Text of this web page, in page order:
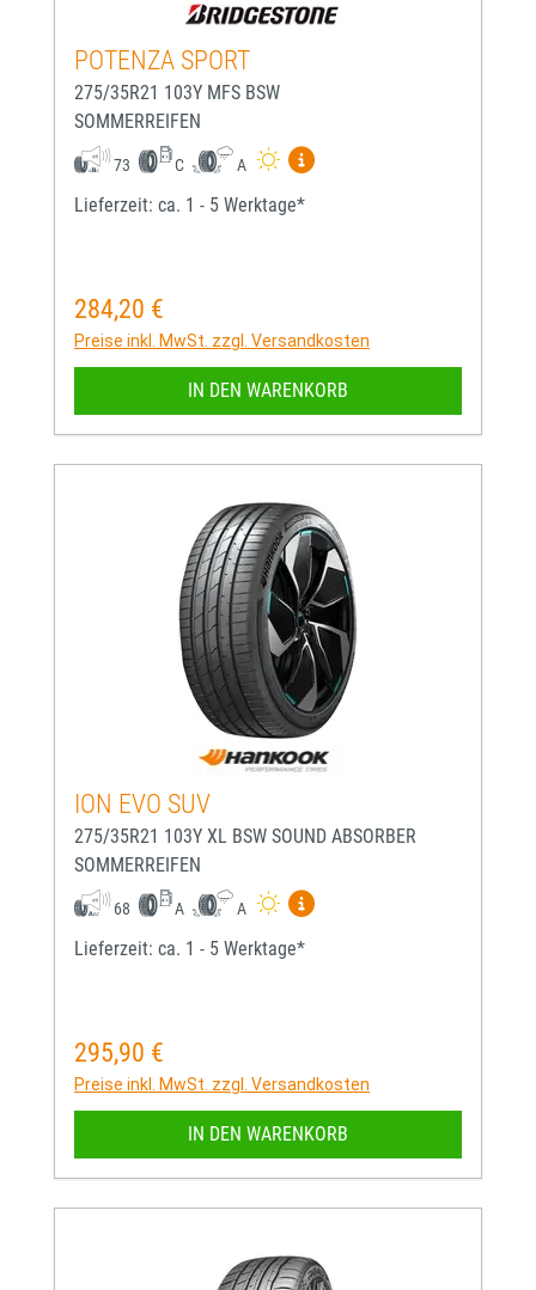
POTENZA SPORT
275/35R21 103Y MFS BSW
SOMMERREIFEN
73 C A
Mehr Informationen zum
Lieferzeit: ca. 1 - 5 Werktage*
Regulärer Preis:
284,20 €
Preise inkl. MwSt. zzgl. Versandkosten
IN DEN WARENKORB
ION EVO SUV
275/35R21 103Y XL BSW SOUND ABSORBER
SOMMERREIFEN
68 A A
Mehr Informationen zum
Lieferzeit: ca. 1 - 5 Werktage*
Regulärer Preis:
295,90 €
Preise inkl. MwSt. zzgl. Versandkosten
IN DEN WARENKORB